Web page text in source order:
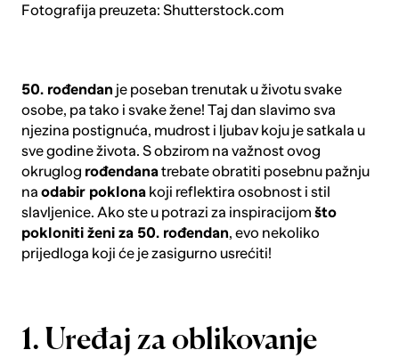
Fotografija preuzeta: Shutterstock.com
50. rođendan je poseban trenutak u životu svake
osobe, pa tako i svake žene! Taj dan slavimo sva
njezina postignuća, mudrost i ljubav koju je satkala u
sve godine života. S obzirom na važnost ovog
okruglog rođendanatrebate obratiti posebnu pažnju
na odabir poklonakoji reflektira osobnost i stil
slavljenice. Ako ste u potrazi za inspiracijom što
pokloniti ženi za 50. rođendan, evo nekoliko
prijedloga koji će je zasigurno usrećiti!
1. Uređaj za oblikovanje